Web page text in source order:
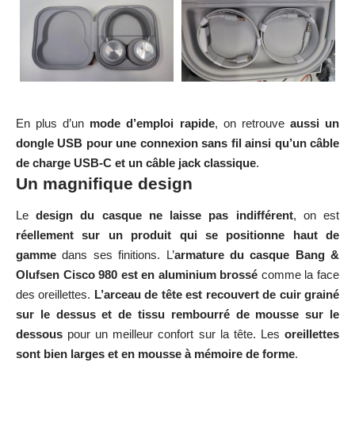
En plus d’un mode d’emploi rapide, on retrouve aussi un
dongle USB pour une connexion sans fil ainsi qu’un câble
de charge USB-C et un câble jack classique.
Un magnifique design
Ledesign du casque ne laisse pas indifférent, on est
réellement sur un produit qui se positionne haut de
gamme dans ses finitions. L’armature du casque Bang &
Olufsen Cisco 980 est en aluminium brossé comme la face
des oreillettes. L’arceau de tête est recouvert de cuir grainé
sur le dessus et de tissu rembourré de mousse sur le
dessous pour un meilleur confort sur la tête. Les oreillettes
sont bien larges et en mousse à mémoire de forme.